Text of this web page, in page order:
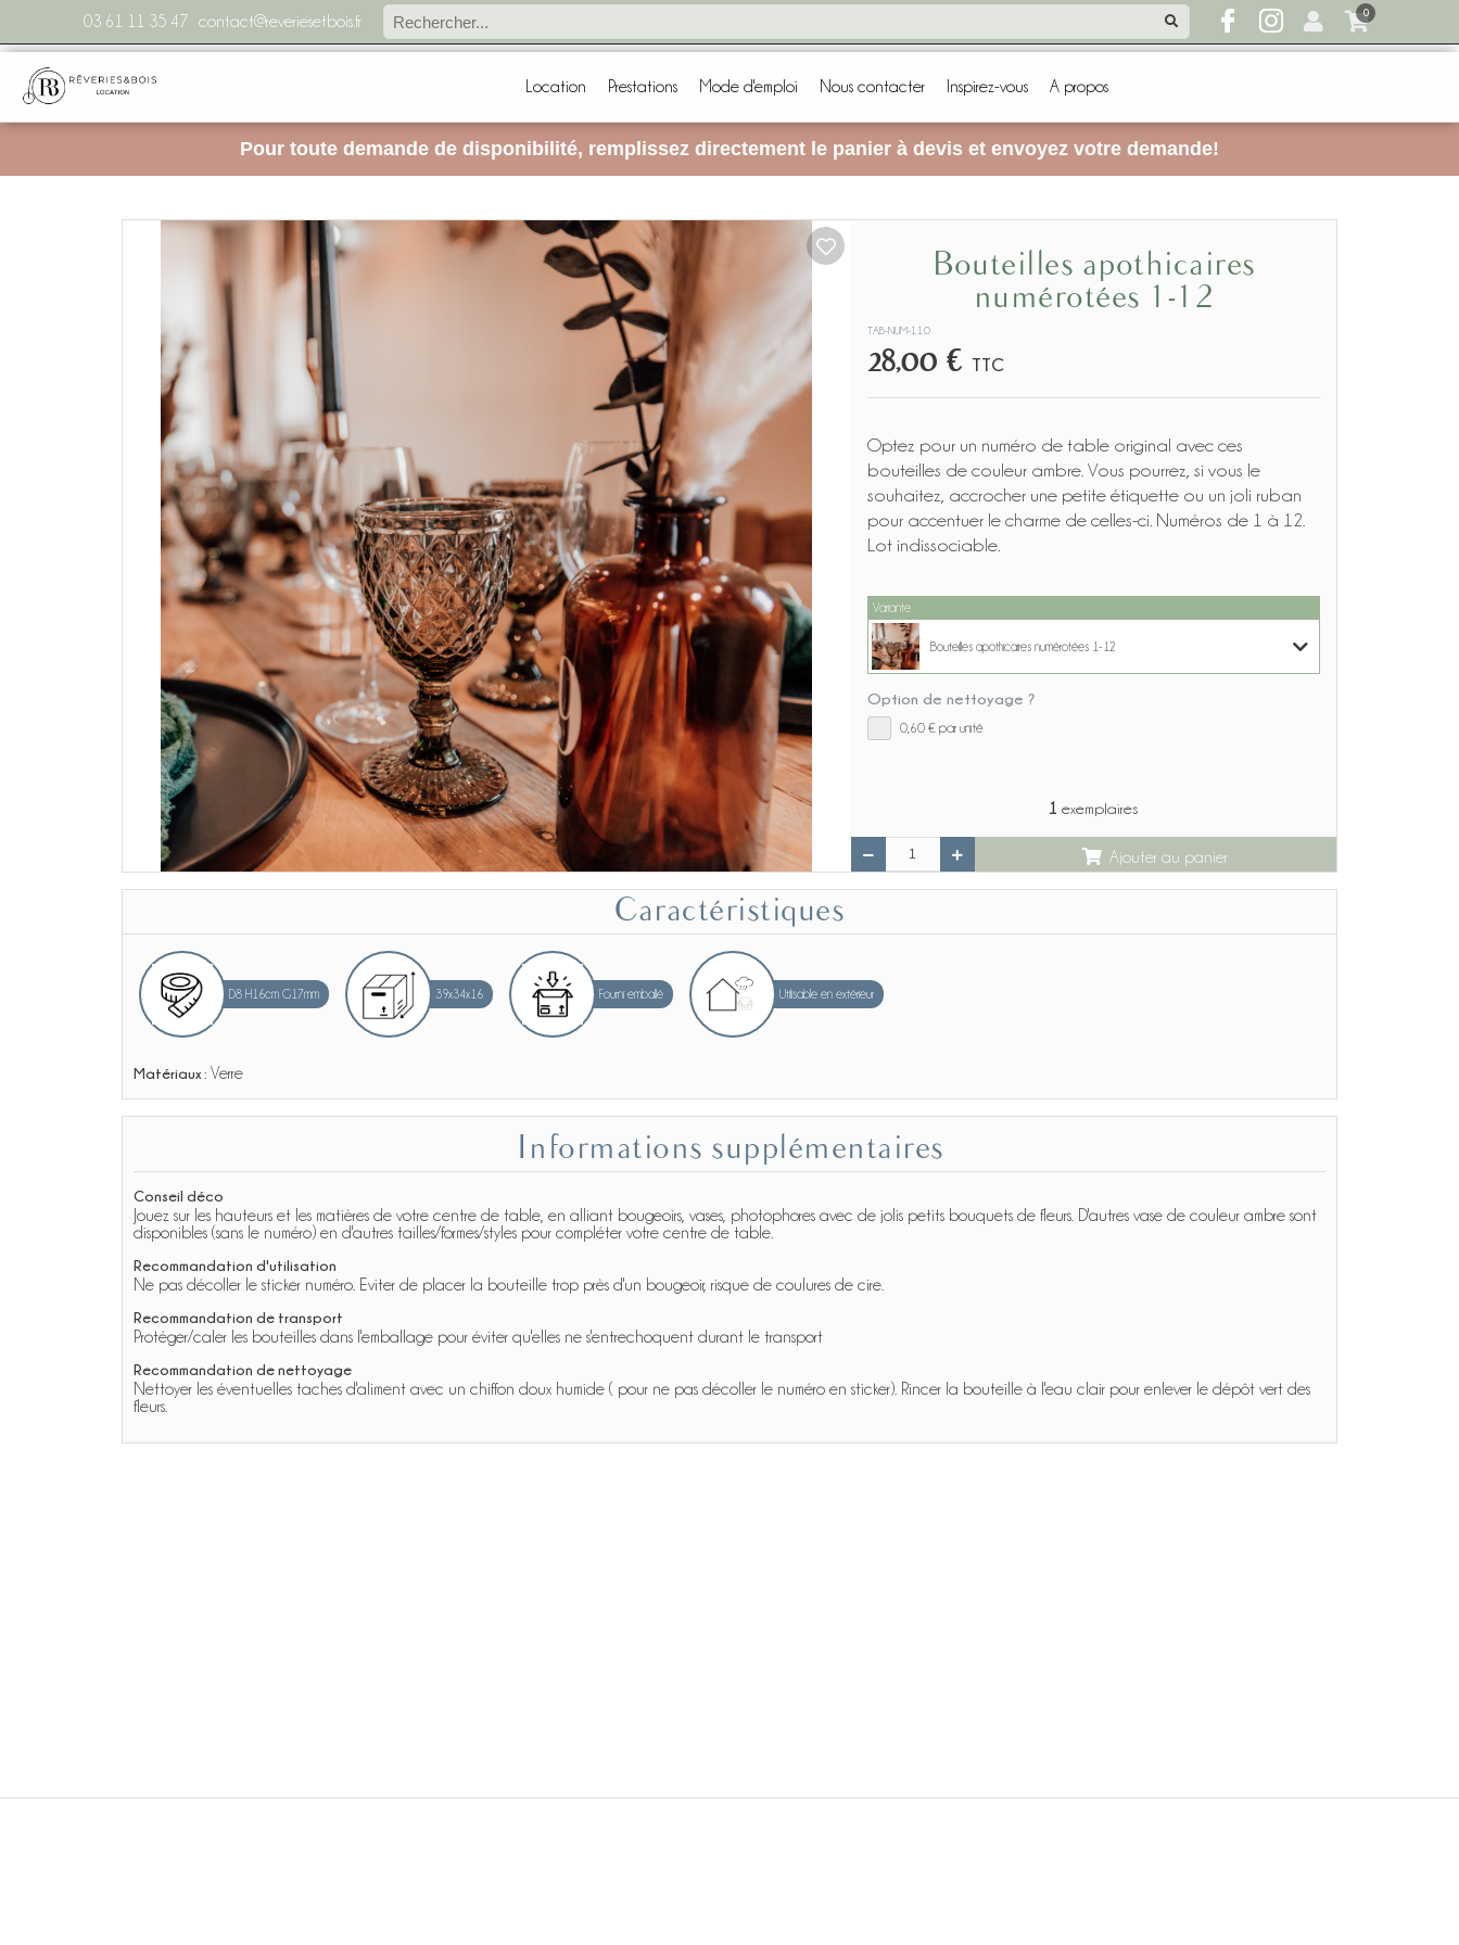
03 61 11 35 47 contact@reveriesetbois.fr
0
Location Prestations Mode d'emploi Nous contacter Inspirez-vous A propos
Pour toute demande de disponibilité, remplissez directement le panier à devis et envoyez votre demande!
Bouteilles apothicaires
numérotées 1-12
TAB-NUM-110
28,00 € TTC
Optez pour un numéro de table original avec ces
bouteilles de couleur ambre. Vous pourrez, si vous le
souhaitez, accrocher une petite étiquette ou un joli ruban
pour accentuer le charme de celles-ci. Numéros de 1 à 12.
Lot indissociable.
Variante
Bouteilles apothicaires numérotées 1-12
Bouteilles apothicaires numérotées 1-12
Option de nettoyage ?
0,60 € par unité
1 exemplaires
Ajouter au panier
Caractéristiques
D8 H16cm G17mm 39x34x16 Fourni emballé Utilisable en extérieur
Matériaux : Verre
Informations supplémentaires
Conseil déco
Jouez sur les hauteurs et les matières de votre centre de table, en alliant bougeoirs, vases, photophores avec de jolis petits bouquets de fleurs. D'autres vase de couleur ambre sont
disponibles (sans le numéro) en d'autres tailles/formes/styles pour compléter votre centre de table.
Recommandation d'utilisation
Ne pas décoller le sticker numéro. Eviter de placer la bouteille trop près d'un bougeoir, risque de coulures de cire.
Recommandation de transport
Protéger/caler les bouteilles dans l'emballage pour éviter qu'elles ne s'entrechoquent durant le transport
Recommandation de nettoyage
Nettoyer les éventuelles taches d'aliment avec un chiffon doux humide ( pour ne pas décoller le numéro en sticker). Rincer la bouteille à l'eau clair pour enlever le dépôt vert des
fleurs.